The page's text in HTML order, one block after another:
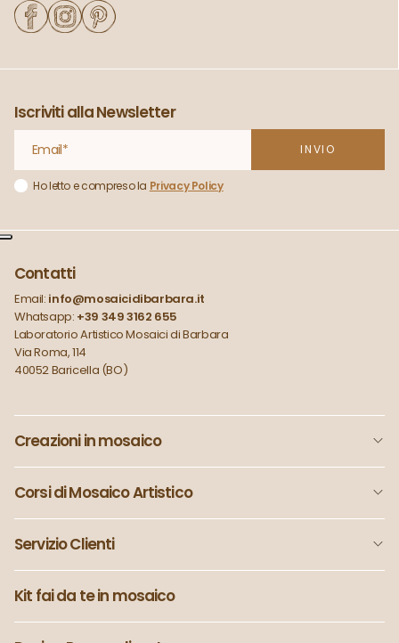
Iscriviti alla Newsletter
Ho letto e compreso la Privacy Policy
Contatti
Email: info@mosaicidibarbara.it
Whatsapp: +39 349 3162 655
Laboratorio Artistico Mosaici di Barbara
Via Roma, 114
40052 Baricella (BO)
Creazioni in mosaico
Corsi di Mosaico Artistico
Servizio Clienti
Kit fai da te in mosaico